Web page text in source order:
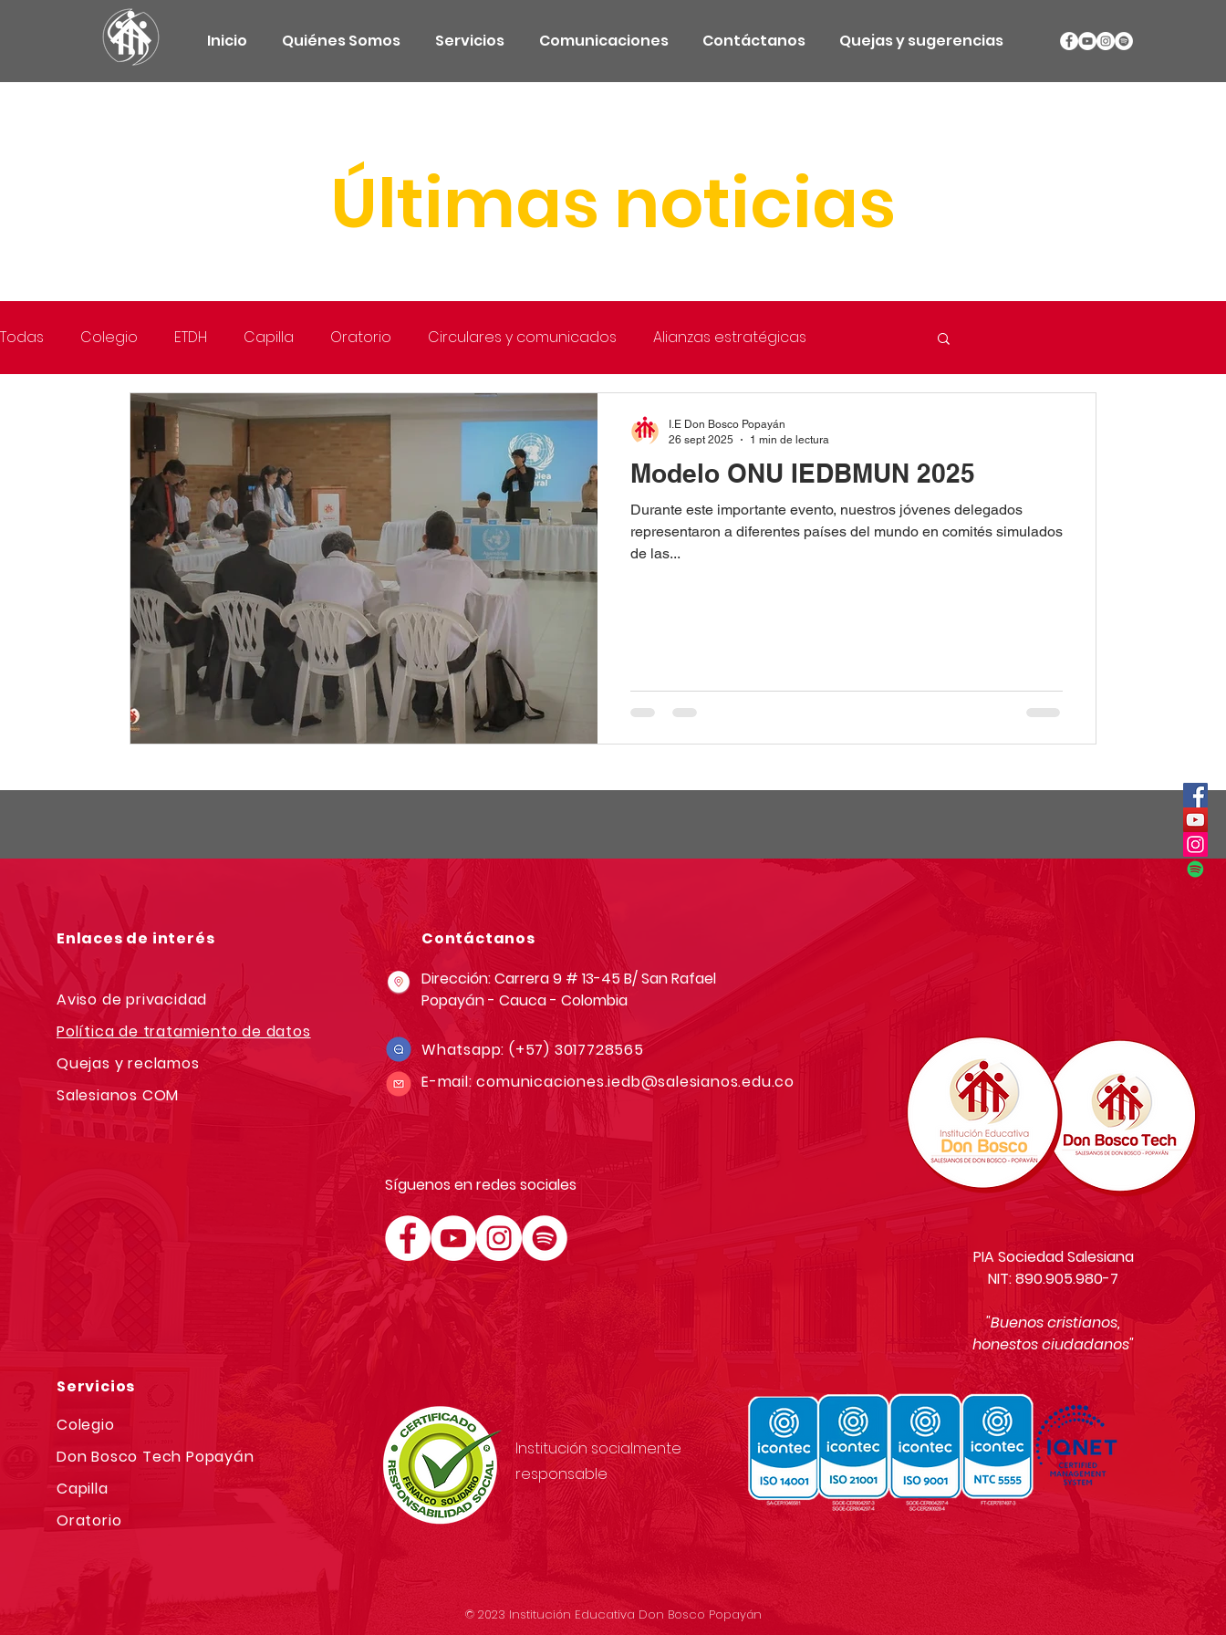
Inicio Quiénes Somos Servicios Comunicaciones Contáctanos Quejas y sugerencias
Últimas noticias
Todas Colegio ETDH Capilla Oratorio Circulares y comunicados Alianzas estratégicas
Responsabilidad Social
Modelo ONU IEDBMUN 2025
Durante este importante evento, nuestros jóvenes delegados
representaron a diferentes países del mundo en comités simulados
de las...
I.E Don Bosco Popayán
26 sept 2025
1 min de lectura
Enlaces de interés Contáctanos
Aviso de privacidad
Política de tratamiento de datos
Quejas y reclamos
Salesianos COM
Dirección: Carrera 9 # 13-45 B/ San Rafael
Popayán - Cauca - Colombia
Whatsapp:(+57) 3017728565
E-mail:comunicaciones.iedb@salesianos.edu.co
Síguenos en redes sociales
PIA Sociedad Salesiana
NIT: 890.905.980-7
"Buenos cristianos,
honestos ciudadanos"
Servicios
Colegio
Don Bosco Tech Popayán
Capilla
Oratorio
Institución socialmente
responsable
© 2023 Institución Educativa Don Bosco Popayán